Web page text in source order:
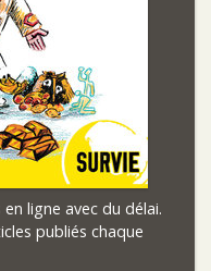
ligne avec du délai.
publiés chaque